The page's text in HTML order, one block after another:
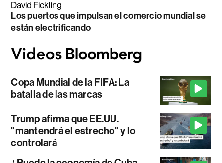
David Fickling
Los puertos que impulsan el comercio mundial se
están electrificando
Copa Mundial de la FIFA: La
batalla de las marcas
Trump afirma que EE.UU.
"mantendrá el estrecho" y lo
controlará